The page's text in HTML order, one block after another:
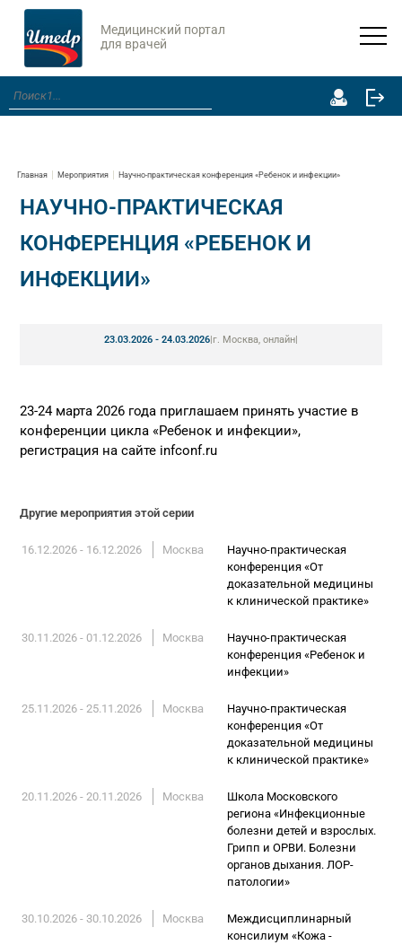
Медицинский портал
для врачей
Главная Мероприятия Научно-практическая конференция «Ребенок и инфекции»
НАУЧНО-ПРАКТИЧЕСКАЯ
КОНФЕРЕНЦИЯ «РЕБЕНОК И
ИНФЕКЦИИ»
23.03.2026 - 24.03.2026|г. Москва, онлайн|
23-24 марта 2026 года приглашаем принять участие в
конференции цикла «Ребенок и инфекции»,
регистрация на сайте infconf.ru
Другие мероприятия этой серии
16.12.2026 - 16.12.2026 Москва
Научно-практическая
конференция «От
доказательной медицины
к клинической практике»
30.11.2026 - 01.12.2026 Москва
Научно-практическая
конференция «Ребенок и
инфекции»
25.11.2026 - 25.11.2026 Москва
Научно-практическая
конференция «От
доказательной медицины
к клинической практике»
20.11.2026 - 20.11.2026 Москва
Школа Московского
региона «Инфекционные
болезни детей и взрослых.
Грипп и ОРВИ. Болезни
органов дыхания. ЛОР-
патологии»
30.10.2026 - 30.10.2026 Москва
Междисциплинарный
консилиум «Кожа -